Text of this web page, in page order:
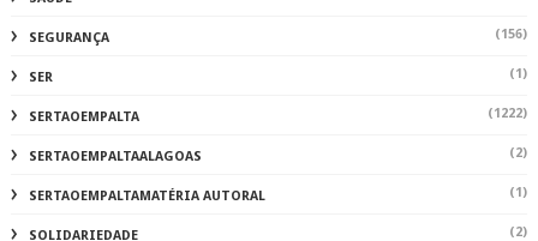
SEGURANÇA (156)
SER (1)
SERTAOEMPALTA (1222)
SERTAOEMPALTAALAGOAS (2)
SERTAOEMPALTAMATÉRIA AUTORAL (1)
SOLIDARIEDADE (2)